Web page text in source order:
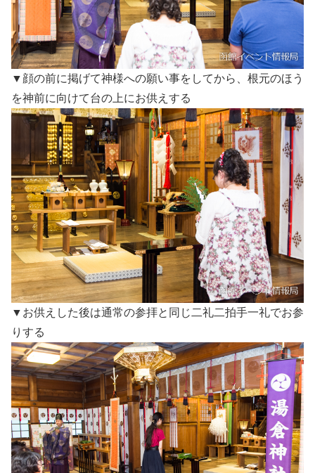
▼顔の前に掲げて神様への願い事をしてから、根元のほう
を神前に向けて台の上にお供えする
▼お供えした後は通常の参拝と同じ二礼二拍手一礼でお参
りする